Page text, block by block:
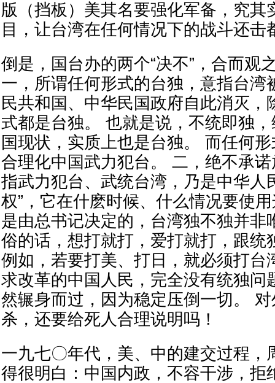
版（挡板）美其名要强化军备，究其
目，让台湾在任何情况下的战斗还击
倒是，国台办的两个“决不”，合而观
一，所谓任何形式的台独，意指台湾
民共和国、中华民国政府自此消灭，
式都是台独。 也就是说，不统即独
国现状，实质上也是台独。 而任何
合理化中国武力犯台。 二，绝不承
指武力犯台、武统台湾，乃是中华人
权”，它在什麽时候、什么情况要使用
是由总书记决定的，台湾独不独并非
俗的话，想打就打，爱打就打，跟统
例如，若要打美、打日，就必须打台
求改革的中国人民，完全没有统独问
然辗身而过，因为稳定压倒一切。
杀，还要给死人合理说明吗！
一九七〇年代，美、中的建交过程，
得很明白：中国内政，不容干涉，拒